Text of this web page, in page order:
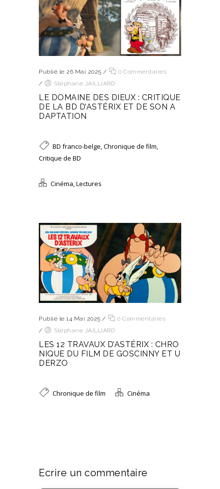
Publié le 26 Mai 2025 /
0 Commentaires
/
Stéphane JAILLIARD
LE DOMAINE DES DIEUX : CRITIQUE
DE LA BD D’ASTÉRIX ET DE SON A
DAPTATION
BD franco-belge,Chronique de film,
Critique de BD
Cinéma,Lectures
Publié le 14 Mai 2025 /
0 Commentaires
/
Stéphane JAILLIARD
LES 12 TRAVAUX D’ASTÉRIX : CHRO
NIQUE DU FILM DE GOSCINNY ET U
DERZO
Chronique de film Cinéma
Ecrire un commentaire